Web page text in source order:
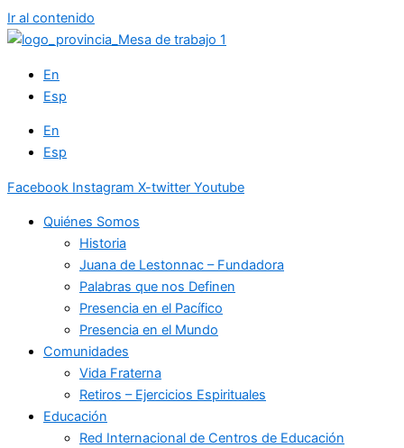
Ir al contenido
En
Esp
En
Esp
Facebook Instagram X-twitter Youtube
Quiénes Somos
Historia
Juana de Lestonnac – Fundadora
Palabras que nos Definen
Presencia en el Pacífico
Presencia en el Mundo
Comunidades
Vida Fraterna
Retiros – Ejercicios Espirituales
Educación
Red Internacional de Centros de Educación